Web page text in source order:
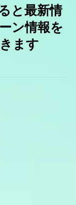
と最新情
ン情報を
ます